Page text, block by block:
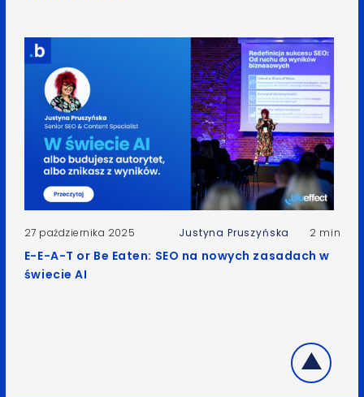
27 października 2025 Justyna Pruszyńska 2 min
E-E-A-T or Be Eaten: SEO na nowych zasadach w
świecie AI